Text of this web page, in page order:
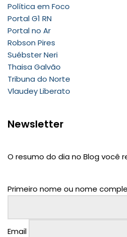
Política em Foco
Portal G1 RN
Portal no Ar
Robson Pires
Suébster Neri
Thaisa Galvão
Tribuna do Norte
Vlaudey Liberato
Newsletter
O resumo do dia no Blog você
Primeiro nome ou nome
Email